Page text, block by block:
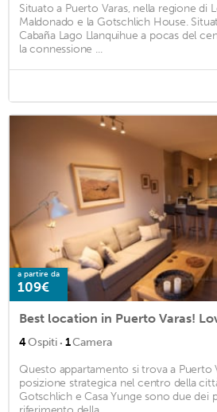
Situato a Puerto Varas, nella regione di
Maldonado e la Gotschlich House.
Cabaña Lago Llanquihue a pocas del
la connessione ...
a partire da
109€
4Ospiti · 1Camera
Questo appartamento si trova a Puerto
posizione strategica nel centro della
Gotschlich e Casa Yunge sono due dei